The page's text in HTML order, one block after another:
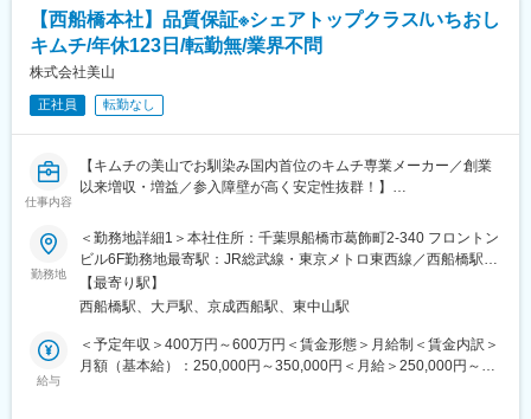
れ、従業員の健康向上を推進しています。
フラットな組織文化の中で、経営者とも気軽にコミュニケーショ
ンが取れる風通しの良い職場です。
食品業界に興味がある方、安定した基盤のある企業で働きたい方
のご応募をお待ちしております。
■成田工場：
成田工場は開発から品質管理までを一貫して行える新拠点として
2013年11月に開設されました。乳酸菌培養設備の研究施設などの
最新設備も整っています。全体で70名程が就業しており、月間4
～5億円程の売上を生み出す工場。また、学歴・経歴は度外視し、
中途ハンデなくご活躍いただけけます。当社売上の8～9割は国産
キムチで占めており、その大部分を担う成田工場は基幹工場とし
て安定運用を目指しています。
■工場の環境
す。
換気もしており、衛生室もございますので、工場の衛生面向上に
努力がされています。
お昼はお弁当を250円ほどで注文することができ、自動販売機、
ロッカーは一人一人にあり、休憩室もございます。
【西船橋本社】品質保証※シェアトップクラス/いちおし
キムチ/年休123日/転勤無/業界不問
株式会社美山
正社員 転勤なし
仕事内容
【キムチの美山でお馴染み国内首位のキムチ専業メーカー／創業
以来増収・増益／参入障壁が高く安定性抜群！】
■業務内容：
当社商品の品質管理・保証のマネジメントをお任せします。自社
国内工場で約8割のキムチ製造を行っているほか、一部中国や韓国
のOEMで製造も行っています。
■具体的な業務内容：
◎食品表示（一括表示）の作成・管理
勤務地
＜勤務地詳細1＞本社住所：千葉県船橋市葛飾町2-340 フロントン
ビル6F勤務地最寄駅：JR総武線・東京メトロ東西線／西船橋駅受
動喫煙対策：屋内全面禁煙＜勤務地詳細2＞成田工場住所：千葉県
成田市浅間452-27 勤務地最寄駅：JR成田線／成田駅受動喫煙対
【最寄り駅】
西船橋駅、大戸駅、京成西船駅、東中山駅
給与
＜予定年収＞400万円～600万円＜賃金形態＞月給制＜賃金内訳＞
月額（基本給）：250,000円～350,000円＜月給＞250,000円～